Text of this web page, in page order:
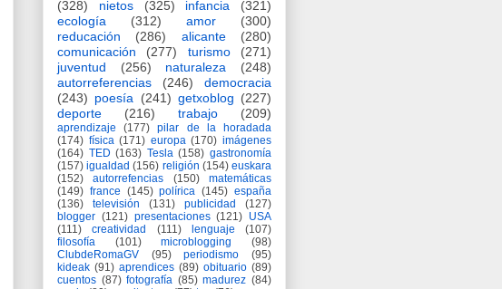
(328)
nietos (325) infancia
(321)
ecología
(312) amor
(300)
reducación
(286) alicante
(280)
comunicación
(277) turismo
(271)
juventud
(256) naturaleza
(248)
autorreferencias
(246)
democracia
(243) poesía (241) getxoblog (227)
deporte
(216) trabajo (209)
aprendizaje (177)
pilar de la horadada
(174) física (171) europa (170) imágenes
(164) TED (163) Tesla (158) gastronomía
(157) igualdad (156) religión (154) euskara
(152)
autorrefencias (150)
matemáticas
(149) france (145) polírica (145) españa
(136)
televisión (131) publicidad
(127)
blogger (121) presentaciones (121) USA
(111)
creatividad (111) lenguaje
(107)
filosofía
(101) microblogging
(98)
ClubdeRomaGV
(95) periodismo
(95)
kideak (91) aprendices (89) obituario (89)
cuentos (87) fotografía (85) madurez (84)